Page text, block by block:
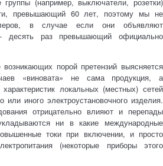
превышающий 60 лет, поэтому мы не
в случае если они объявляют
десять раз превышающий официально
порой претензий выясняется
«виновата» не сама продукция, а
локальных (местных) сетей
или иного электроустановочного изделия.
отрицательно влияют и перепады
ни в какие международные
токи при включении, и просто
(некоторые приборы этого